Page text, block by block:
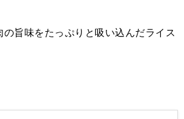
旨味をたっぷりと吸い込んだライス